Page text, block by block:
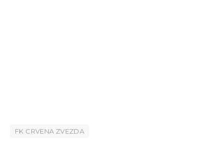
FK CRVENA ZVEZDA